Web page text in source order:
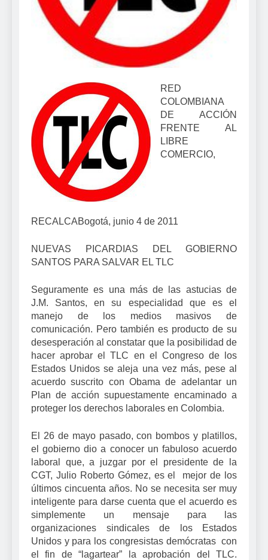
RED
COLOMBIANA
DE ACCIÓN
FRENTE AL
LIBRE
COMERCIO,
RECALCABogotá, junio 4 de 2011
NUEVAS PICARDIAS DEL GOBIERNO
SANTOS PARA SALVAR EL TLC
Seguramente es una más de las astucias de
J.M. Santos, en su especialidad que es el
manejo de los medios masivos de
comunicación. Pero también es producto de su
desesperación al constatar que la posibilidad de
hacer aprobar el TLC en el Congreso de los
Estados Unidos se aleja una vez más, pese al
acuerdo suscrito con Obama de adelantar un
Plan de acción supuestamente encaminado a
proteger los derechos laborales en Colombia.
El 26 de mayo pasado, con bombos y platillos,
el gobierno dio a conocer un fabuloso acuerdo
laboral que, a juzgar por el presidente de la
CGT, Julio Roberto Gómez, es el mejor de los
últimos cincuenta años. No se necesita ser muy
inteligente para darse cuenta que el acuerdo es
simplemente un mensaje para las
organizaciones sindicales de los Estados
Unidos y para los congresistas demócratas con
el fin de “lagartear” la aprobación del TLC.